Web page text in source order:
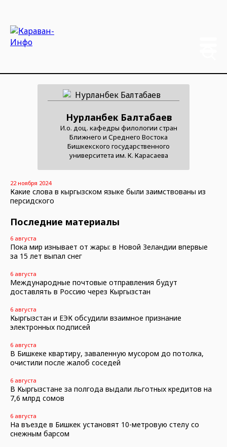
Нурланбек Балтабаев
И.о. доц. кафедры филологии стран
Ближнего и Среднего Востока
Бишкекского государственного
университета им. К. Карасаева
22 ноября 2024
Какие слова в кыргызском языке были заимствованы из
персидского
Последние материалы
6 августа
Пока мир изнывает от жары: в Новой Зеландии впервые
за 15 лет выпал снег
6 августа
Международные почтовые отправления будут
доставлять в Россию через Кыргызстан
6 августа
Кыргызстан и ЕЭК обсудили взаимное признание
электронных подписей
6 августа
В Бишкеке квартиру, заваленную мусором до потолка,
очистили после жалоб соседей
6 августа
В Кыргызстане за полгода выдали льготных кредитов на
7,6 млрд сомов
6 августа
На въезде в Бишкек установят 10-метровую стелу со
снежным барсом